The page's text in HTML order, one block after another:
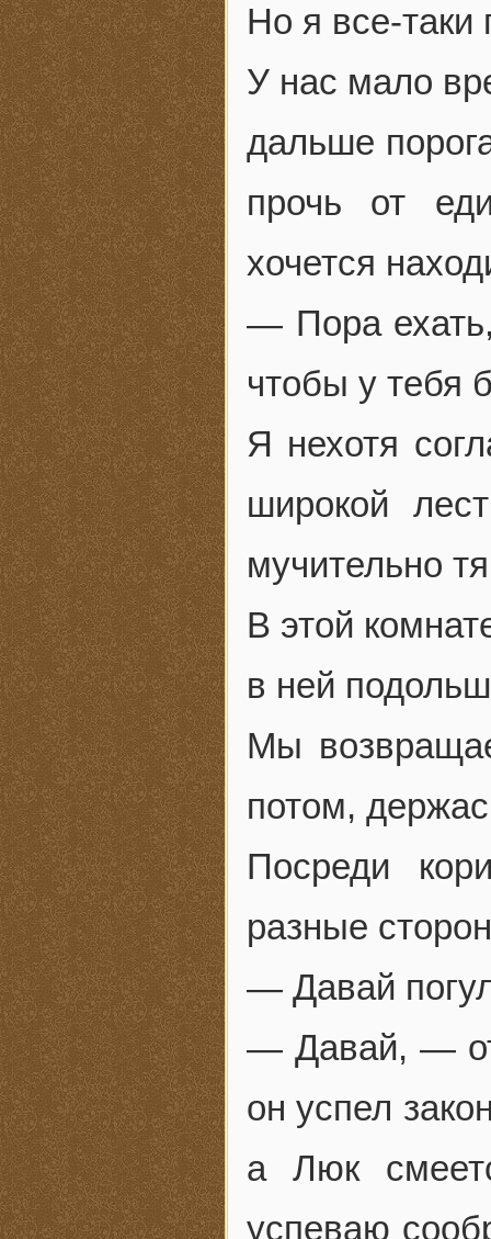
Но я все-
У нас мало
дальше
прочь от
хочется
— Пора
чтобы у тебя
Я нехотя
широкой
мучительно
В этой
в ней
Мы
потом,
Посреди
разные
— Давай
— Давай, —
он успел
а Люк
успеваю